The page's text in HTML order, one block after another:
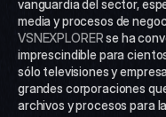
vanguardia del sector,
VSNEXPLORER se ha
imprescindible para
sólo televisiones y
grandes corporaciones
archivos y procesos para